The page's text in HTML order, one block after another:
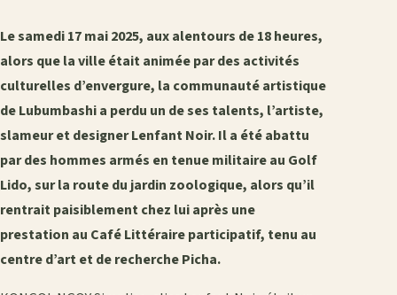
Le samedi 17 mai 2025, aux alentours de 18 heures,
alors que la ville était animée par des activités
culturelles d’envergure, la communauté artistique
de Lubumbashi a perdu un de ses talents, l’artiste,
slameur et designer Lenfant Noir. Il a été abattu
par des hommes armés en tenue militaire au Golf
Lido, sur la route du jardin zoologique, alors qu’il
rentrait paisiblement chez lui après une
prestation au Café Littéraire participatif, tenu au
centre d’art et de recherche Picha.